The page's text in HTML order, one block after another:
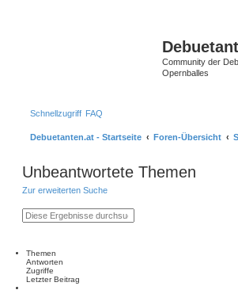
Community der
Opernballes
Schnellzugriff FAQ
Debuetanten.at - Startseite Foren-Übersicht
Unbeantwortete Themen
Zur erweiterten Suche
S
u
E
r
Themen
Antworten
Zugriffe
Letzter Beitrag